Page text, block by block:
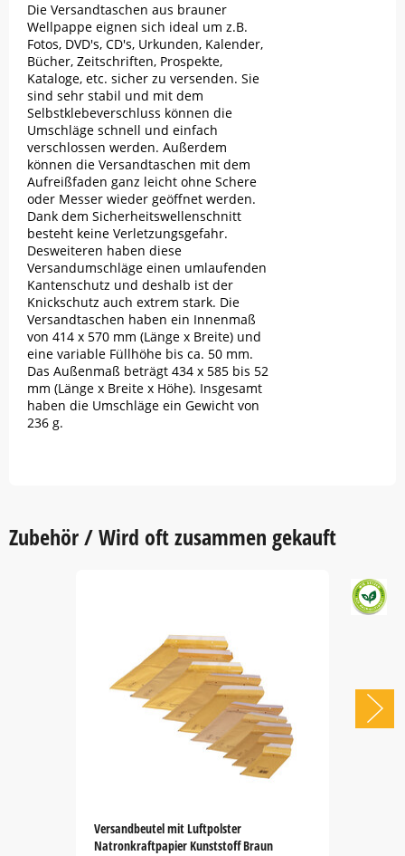
Die Versandtaschen aus brauner
Wellpappe eignen sich ideal um z.B.
Fotos, DVD's, CD's, Urkunden, Kalender,
Bücher, Zeitschriften, Prospekte,
Kataloge, etc. sicher zu versenden. Sie
sind sehr stabil und mit dem
Selbstklebeverschluss können die
Umschläge schnell und einfach
verschlossen werden. Außerdem
können die Versandtaschen mit dem
Aufreißfaden ganz leicht ohne Schere
oder Messer wieder geöffnet werden.
Dank dem Sicherheitswellenschnitt
besteht keine Verletzungsgefahr.
Desweiteren haben diese
Versandumschläge einen umlaufenden
Kantenschutz und deshalb ist der
Knickschutz auch extrem stark. Die
Versandtaschen haben ein Innenmaß
von 414 x 570 mm (Länge x Breite) und
eine variable Füllhöhe bis ca. 50 mm.
Das Außenmaß beträgt 434 x 585 bis 52
mm (Länge x Breite x Höhe). Insgesamt
haben die Umschläge ein Gewicht von
236 g.
Zubehör / Wird oft zusammen gekauft
Versandbeutel mit Luftpolster
Natronkraftpapier Kunststoff Braun